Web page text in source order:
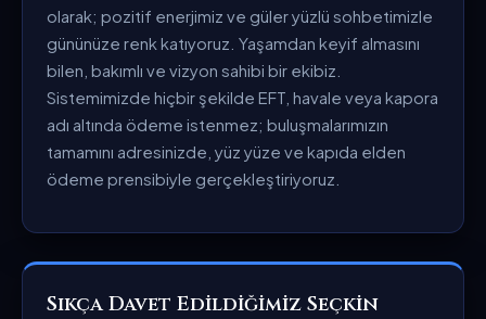
olarak; pozitif enerjimiz ve güler yüzlü sohbetimizle
gününüze renk katıyoruz. Yaşamdan keyif almasını
bilen, bakımlı ve vizyon sahibi bir ekibiz.
Sistemimizde hiçbir şekilde EFT, havale veya kapora
adı altında ödeme istenmez; buluşmalarımızın
tamamını adresinizde, yüz yüze ve kapıda elden
ödeme prensibiyle gerçekleştiriyoruz.
Sıkça Davet Edildiğimiz Seçkin